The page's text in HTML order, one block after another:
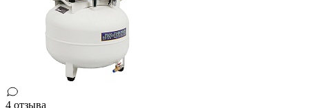
4 отзыва